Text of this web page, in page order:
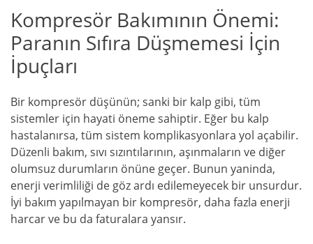
Kompresör Bakımının Önemi:
Paranın Sıfıra Düşmemesi İçin
İpuçları
Bir kompresör düşünün; sanki bir kalp gibi, tüm
sistemler için hayati öneme sahiptir. Eğer bu kalp
hastalanırsa, tüm sistem komplikasyonlara yol açabilir.
Düzenli bakım, sıvı sızıntılarının, aşınmaların ve diğer
olumsuz durumların önüne geçer. Bunun yaninda,
enerji verimliliği de göz ardı edilemeyecek bir unsurdur.
İyi bakım yapılmayan bir kompresör, daha fazla enerji
harcar ve bu da faturalara yansır.